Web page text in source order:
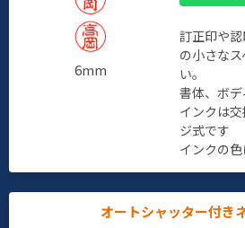
6mm
訂正印や
の小さな
い。
書体、ボデ
インクは
ジ式です
インクの色
オートシャッター付き